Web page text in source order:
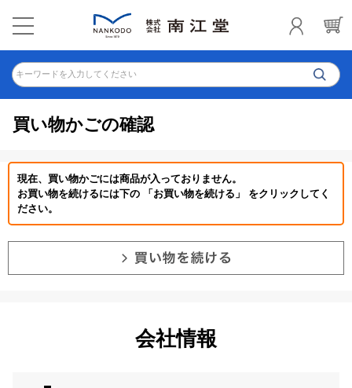
キーワードを入力してください
買い物かごの確認
現在、買い物かごには商品が入っておりません。
お買い物を続けるには下の 「お買い物を続ける」 をクリックしてく
ださい。
会社情報